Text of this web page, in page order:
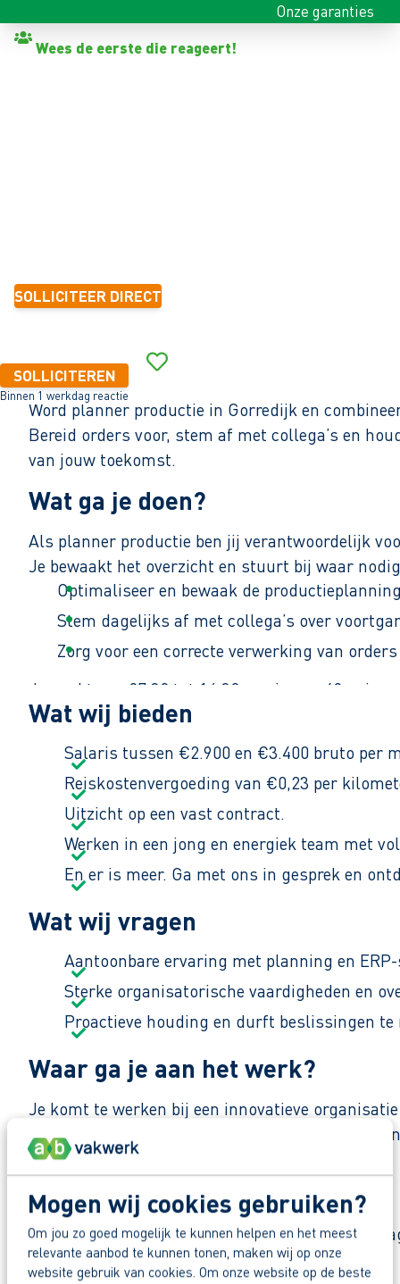
Mogen wij cookies gebruiken?
Om jou zo goed mogelijk te kunnen helpen en het meest
relevante aanbod te kunnen tonen, maken wij op onze
website gebruik van cookies. Om onze website op de beste
Onze garanties
Wees de eerste die reageert!
SOLLICITEER DIRECT
SOLLICITEREN
Binnen 1 werkdag reactie
Word planner productie in Gorredijk en
Bereid orders voor, stem af met collega’s en
van jouw toekomst.
Wat ga je doen?
Als planner productie ben jij verantwoordelijk
Je bewaakt het overzicht en stuurt bij waar
Optimaliseer en bewaak de
Stem dagelijks af met collega’s over
Zorg voor een correcte verwerking van
Je werkt van 07:30 tot 16:30 uur in een 40-urige
Wat wij bieden
Salaris tussen €2.900 en €3.400 bruto per
Reiskostenvergoeding van €0,23 per
Uitzicht op een vast contract.
Werken in een jong en energiek team met
En er is meer. Ga met ons in gesprek en
Wat wij vragen
Aantoonbare ervaring met planning en
Sterke organisatorische vaardigheden en
Proactieve houding en durft beslissingen te
Waar ga je aan het werk?
Je komt te werken bij een innovatieve
openbare ruimte. Denk aan ondergrondse
en mooiere leefomgeving.
Zo maak je werk van jouw toekomst
Reageer nu op deze vacature. Al binnen 1
Deel deze vacature: